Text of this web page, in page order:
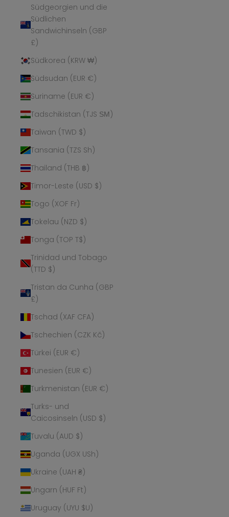
Südgeorgien und die
Südlichen
Sandwichinseln (GBP
£)
Südkorea (KRW ₩)
Südsudan (EUR €)
Suriname (EUR €)
Tadschikistan (TJS ЅМ)
Taiwan (TWD $)
Tansania (TZS Sh)
Thailand (THB ฿)
Timor-Leste (USD $)
Togo (XOF Fr)
Tokelau (NZD $)
Tonga (TOP T$)
Trinidad und Tobago
(TTD $)
Tristan da Cunha (GBP
£)
Tschad (XAF CFA)
Tschechien (CZK Kč)
Türkei (EUR €)
Tunesien (EUR €)
Turkmenistan (EUR €)
Turks- und
Caicosinseln (USD $)
Tuvalu (AUD $)
Uganda (UGX USh)
Ukraine (UAH ₴)
Ungarn (HUF Ft)
Uruguay (UYU $U)